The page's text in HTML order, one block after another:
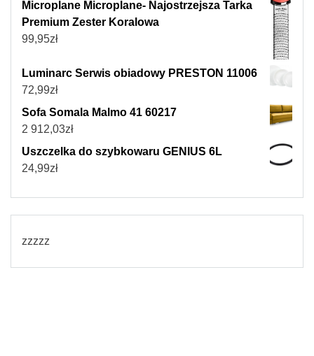
Microplane Microplane- Najostrzejsza Tarka
Premium Zester Koralowa
99,95zł
Luminarc Serwis obiadowy PRESTON 11006
72,99zł
Sofa Somala Malmo 41 60217
2 912,03zł
Uszczelka do szybkowaru GENIUS 6L
24,99zł
zzzzz